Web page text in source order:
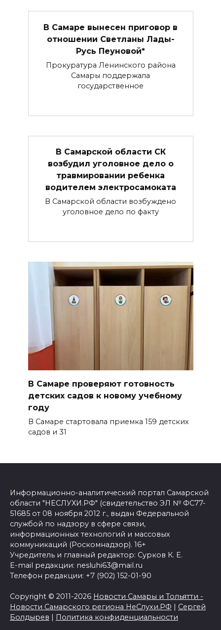
В Самаре вынесен приговор в
отношении Светланы Лады-
Русь Пеуновой*
Прокуратура Ленинского района
Самары поддержала
государственное
В Самарской области СК
возбудил уголовное дело о
травмировании ребенка
водителем электросамоката
В Самарской области возбуждено
уголовное дело по факту
В Самаре проверяют готовность
детских садов к новому учебному
году
В Самаре стартовала приемка 159 детских
садов и 31
Информационно-аналитический портал Самарской
области "НЕСЛУХИ.РФ" (свидетельство ЭЛ № ФС77-
51685 от 08 ноября 2012 г., выдан Федеральной
службой по надзору в сфере связи,
информационных технологий и массовых
коммуникаций (Роскомнадзор). 16+
Учредитель и главный редактор: Сурков К. Е.
E-mail редакции: nesluhi63@mail.ru
Телефон редакции: +7 (902) 152-01-90
Copyright © 2011-2026 Новости Самары и Тольятти -
Новости Самарского региона НеСлухи.РФ | Сергей
Болдырев | Политика конфиденциальности